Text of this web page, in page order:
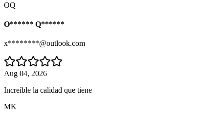
OQ
O****** Q******
x********@outlook.com
Aug 04, 2026
Increíble la calidad que tiene
MK